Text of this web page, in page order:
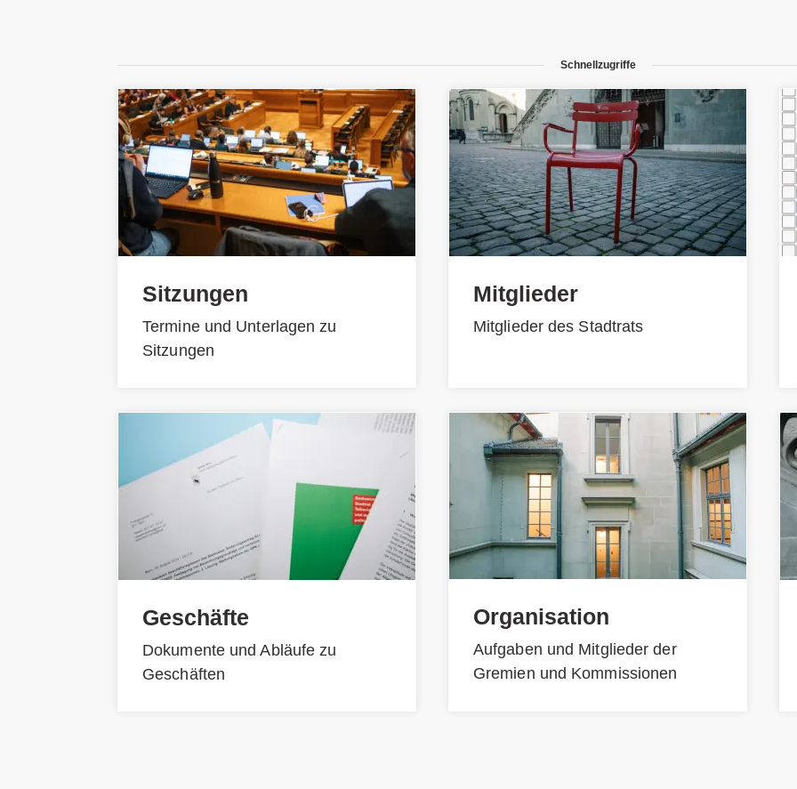
Schnellzugriffe
Sitzungen
Termine und Unterlagen zu
Sitzungen
Geschäfte
Dokumente und Abläufe zu
Geschäften
Mitglieder
Mitglieder des Stadtrats
Organisation
Aufgaben und Mitglieder der
Gremien und Kommissionen